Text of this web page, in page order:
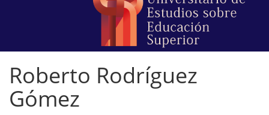
Roberto Rodríguez
Gómez